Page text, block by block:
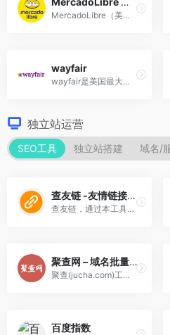
MercadoLibre（美客多）成立于1999年，是拉丁美洲领先的电子商务技术公司。其主要平台MercadoLibre.com和MercadoPago.com，为个人和企业提供在线购物、销售、广告、支付等解决方案。
wayfair
wayfair是美国最大的家居电商平台，采取轻资产运营模式，毛利水平和运营效率较高，在全球有超过15,000家供应商为其旗下5大品牌提供产品和服务，并逐步自建物流。
独立站运营
SEO工具 独立站搭建 域名/
查友链 -友情链接查询
查友链，通过本工具可以批量查询指定网站的友情链接在百度电脑端和移动端权重以及对方是否链接本站，可以识破骗链接
聚查网 – 域名批量查询工具
聚查(jucha.com)工具是一款在线域名批量查询工具，可在线查询域名whois信息，域名建站历史、icp备案、域名权重和域名收录等有关域名属性信息，支持自定义离线查询，多条件筛选，结果更准确。
百度指数